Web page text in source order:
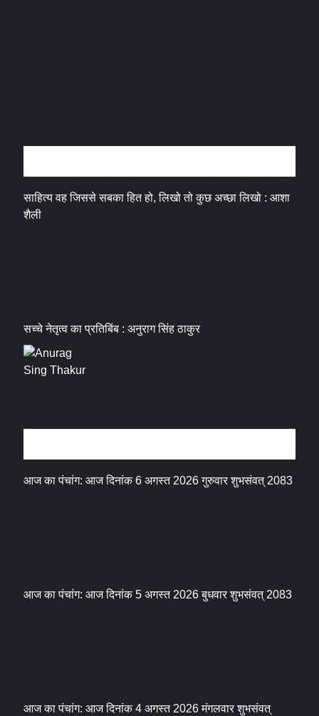
साहित्य वह जिससे सबका हित हो, लिखो तो कुछ अच्छा लिखो : आशा
शैली
सच्चे नेतृत्व का प्रतिबिंब : अनुराग सिंह ठाकुर
आज का पंचांग: आज दिनांक 6 अगस्त 2026 गुरुवार शुभसंवत् 2083
आज का पंचांग: आज दिनांक 5 अगस्त 2026 बुधवार शुभसंवत् 2083
आज का पंचांग: आज दिनांक 4 अगस्त 2026 मंगलवार शुभसंवत्